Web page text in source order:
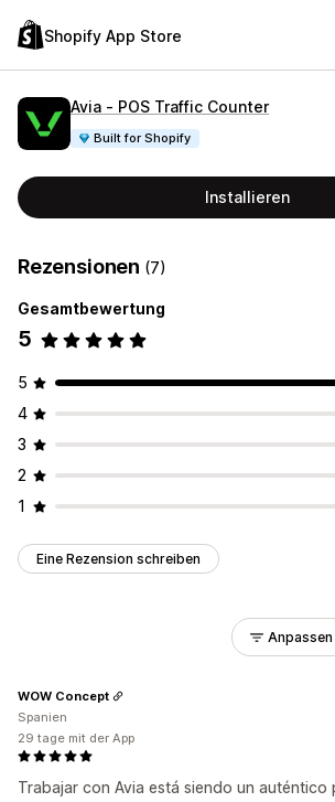
Shopify App Store
Avia ‑ POS Traffic Counter
Built for Shopify
Installieren
Rezensionen (7)
Gesamtbewertung
5
5
4
3
2
1
Eine Rezension schreiben
Anpassen
Trabajar con Avia está siendo un auténtico
WOW Concept
Spanien
29 tage mit der App